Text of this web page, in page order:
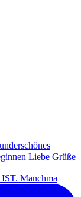
Manchma